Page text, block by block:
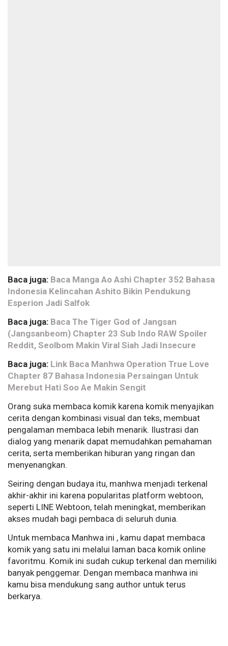
Baca juga: Baca Manga Ao Ashi Chapter 352 Bahasa
Indonesia Kelincahan Ashito Bikin Pendukung
Esperion Jadi Salfok
Baca juga: Baca The Tiger God of Jangsan
(Jangsanbeom) Chapter 23 Sub Indo RAW Spoiler
Reddit, Seolbom Makin Viral Siah Jadi Insecure
Baca juga: Link Baca Manhwa Operation True Love
Chapter 87 Bahasa Indonesia Persaingan Untuk
Merebut Hati Soo Ae Makin Sengit
Orang suka membaca komik karena komik menyajikan
cerita dengan kombinasi visual dan teks, membuat
pengalaman membaca lebih menarik. Ilustrasi dan
dialog yang menarik dapat memudahkan pemahaman
cerita, serta memberikan hiburan yang ringan dan
menyenangkan.
Seiring dengan budaya itu, manhwa menjadi terkenal
akhir-akhir ini karena popularitas platform webtoon,
seperti LINE Webtoon, telah meningkat, memberikan
akses mudah bagi pembaca di seluruh dunia.
Untuk membaca Manhwa ini , kamu dapat membaca
komik yang satu ini melalui laman baca komik online
favoritmu. Komik ini sudah cukup terkenal dan memiliki
banyak penggemar. Dengan membaca manhwa ini
kamu bisa mendukung sang author untuk terus
berkarya.